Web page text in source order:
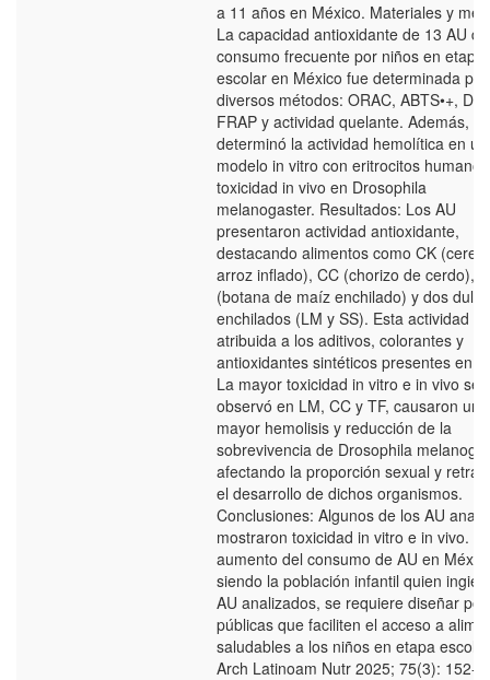
a 11 años en México. Materiales y
La capacidad antioxidante de 13 AU de
consumo frecuente por niños en etapa
escolar en México fue determinada por
diversos métodos: ORAC, ABTS•+,
FRAP y actividad quelante. Además, se
determinó la actividad hemolítica en un
modelo in vitro con eritrocitos
toxicidad in vivo en Drosophila
melanogaster. Resultados: Los AU
presentaron actividad antioxidante,
destacando alimentos como CK
arroz inflado), CC (chorizo de cerdo),
(botana de maíz enchilado) y dos
enchilados (LM y SS). Esta actividad es
atribuida a los aditivos, colorantes y
antioxidantes sintéticos presentes en
La mayor toxicidad in vitro e in vivo se
observó en LM, CC y TF, causaron una
mayor hemolisis y reducción de la
sobrevivencia de Drosophila
afectando la proporción sexual y
el desarrollo de dichos organismos.
Conclusiones: Algunos de los AU
mostraron toxicidad in vitro e in vivo.
aumento del consumo de AU en
siendo la población infantil quien
AU analizados, se requiere diseñar
públicas que faciliten el acceso a
saludables a los niños en etapa
Arch Latinoam Nutr 2025; 75(3): 152-